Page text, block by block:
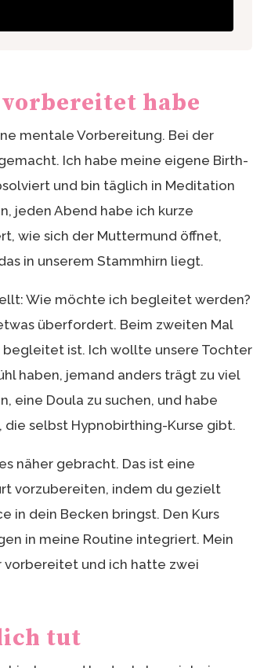
habe
mentale Vorbereitung. Bei der
Ich habe meine eigene Birth-
und bin täglich in Meditation
jeden Abend habe ich kurze
wie sich der Muttermund öffnet,
in unserem Stammhirn liegt.
Wie möchte ich begleitet werden?
überfordert. Beim zweiten Mal
ist. Ich wollte unsere Tochter
haben, jemand anders trägt zu viel
eine Doula zu suchen, und habe
selbst Hypnobirthing-Kurse gibt.
näher gebracht. Das ist eine
vorzubereiten, indem du gezielt
in dein Becken bringst. Den Kurs
in meine Routine integriert. Mein
vorbereitet und ich hatte zwei
tut